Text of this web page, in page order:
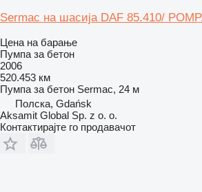
Sermac на шасија DAF 85.410/
Цена на барање
Пумпа за бетон
2006
520.453 км
Пумпа за бетон Sermac, 24 м
Полска, Gdańsk
Aksamit Global Sp. z o. o.
Контактирајте го продавачот